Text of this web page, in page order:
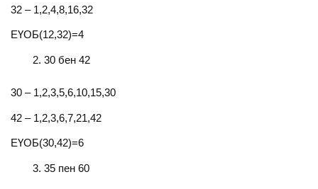
32 – 1,2,4,8,16,32
ЕҮОБ(12,32)=4
30 бен 42
30 – 1,2,3,5,6,10,15,30
42 – 1,2,3,6,7,21,42
ЕҮОБ(30,42)=6
35 пен 60